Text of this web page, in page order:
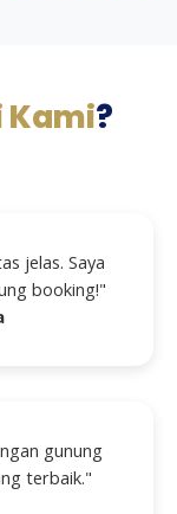
Kami?
jelas. Saya
booking!"
gunung
terbaik."